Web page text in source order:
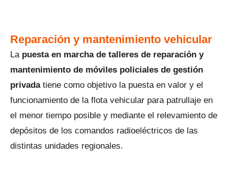
Reparación y mantenimiento vehicular
La puesta en marcha de talleres de reparación y
mantenimiento de móviles policiales de gestión
privadatiene como objetivo la puesta en valor y el
funcionamiento de la flota vehicular para patrullaje en
el menor tiempo posible y mediante el relevamiento de
depósitos de los comandos radioeléctricos de las
distintas unidades regionales.